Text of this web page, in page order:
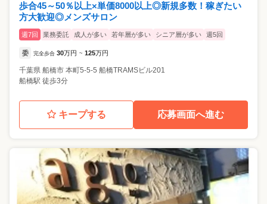
歩合45～50％以上×単価8000以上◎新規多数！稼ぎたい
方大歓迎◎メンズサロン
週7回 業務委託 成人が多い 若年層が多い シニア層が多い 週5回
委 完全歩合 30万円 ~ 125万円
千葉県 船橋市 本町5-5-5 船橋TRAMSビル201
船橋駅 徒歩3分
キープする 応募画面へ進む